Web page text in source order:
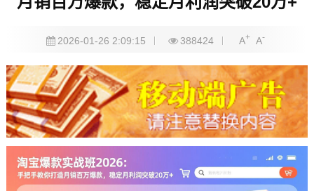
2026-01-26 2:09:15 388424 A+ A-